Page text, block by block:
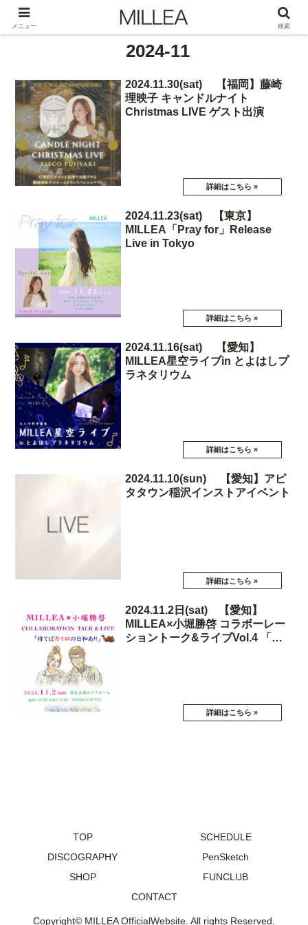
2024-11
2024.11.30(sat) 【福岡】藤崎
理映子 キャンドルナイト
Christmas LIVE ゲスト出演
2024.11.23(sat) 【東京】
MILLEA「Pray for」Release
Live in Tokyo
2024.11.16(sat) 【愛知】
MILLEA星空ライブin とよはしプ
ラネタリウム
2024.11.10(sun) 【愛知】アピ
タタウン稲沢インストアイベント
2024.11.2日(sat) 【愛知】
MILLEA×小堀勝啓 コラボーレー
ショントーク&ライブVol.4 「待
TOP
SCHEDULE
DISCOGRAPHY
PenSketch
SHOP
FUNCLUB
CONTACT
Copyright© MILLEA OfficialWebsite. All rights Reserved.
メニュー 検索